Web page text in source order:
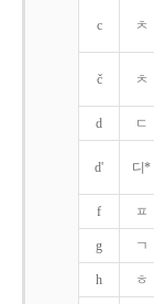
c ㅊ
č ㅊ
d ㄷ
d' 디*
f ㅍ
g ㄱ
h ㅎ